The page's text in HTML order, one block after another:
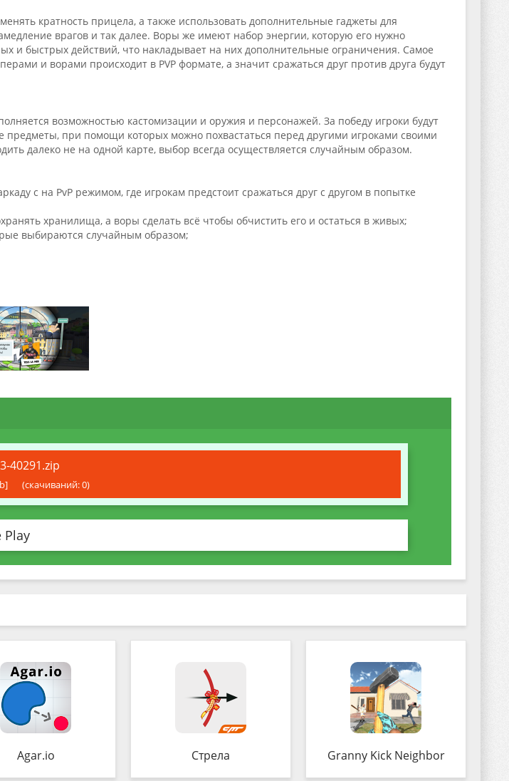
кратность прицела, а также использовать дополнительные гаджеты для
врагов и так далее. Воры же имеют набор энергии, которую его нужно
и быстрых действий, что накладывает на них дополнительные ограничения. Самое
и ворами происходит в PVP формате, а значит сражаться друг против друга будут
возможностью кастомизации и оружия и персонажей. За победу игроки будут
предметы, при помощи которых можно похвастаться перед другими игроками своими
далеко не на одной карте, выбор всегда осуществляется случайным образом.
с на PvP режимом, где игрокам предстоит сражаться друг с другом в попытке
хранилища, а воры сделать всё чтобы обчистить его и остаться в живых;
выбираются случайным образом;
40291.zip
(cкачиваний: 0)
Play
Agar.io Стрела Granny Kick Neighbor